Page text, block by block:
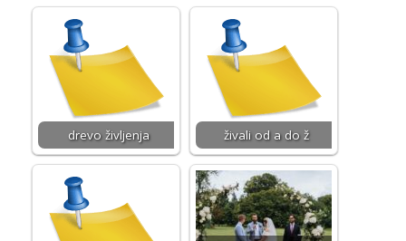
drevo življenja živali od a do ž